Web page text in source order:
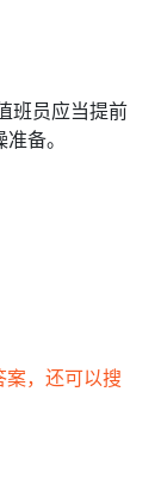
班员应当提前
备。
案，还可以搜